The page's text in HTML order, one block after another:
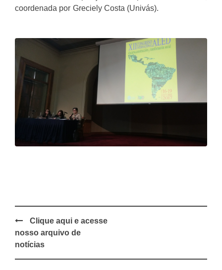
coordenada por Greciely Costa (Univás).
Post
navigation
Clique aqui e acesse
nosso arquivo de
notícias